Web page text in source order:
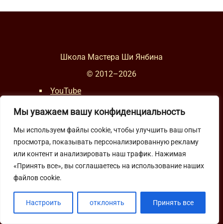
Мы уважаем вашу конфиденциальность
Мы используем файлы cookie, чтобы улучшить ваш опыт
просмотра, показывать персонализированную рекламу
или контент и анализировать наш трафик. Нажимая
«Принять все», вы соглашаетесь на использование наших
файлов cookie.
Настроить отклонять Принять все
Школа Мастера Ши Янбина
© 2012–2026
YouTube
VK
Max
Поиск по сайту